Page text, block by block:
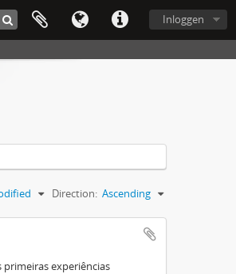
Inloggen
Direction: Ascending
experiências